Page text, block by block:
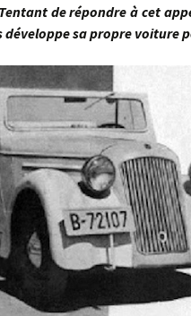
de répondre à cet
sa propre voiture